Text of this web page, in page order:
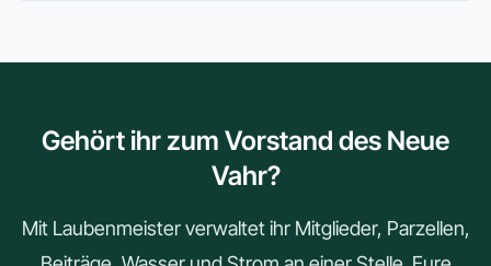
Gehört ihr zum Vorstand des Neue
Vahr?
Mit Laubenmeister verwaltet ihr Mitglieder, Parzellen,